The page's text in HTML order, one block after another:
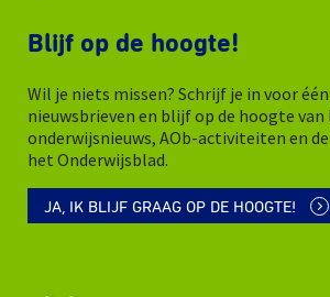
Blijf op de hoogte!
Wil je niets missen? Schrijf je in voor
nieuwsbrieven en blijf op de hoogte van
onderwijsnieuws, AOb-activiteiten en
het Onderwijsblad.
JA, IK BLIJF GRAAG OP DE HOOGTE!